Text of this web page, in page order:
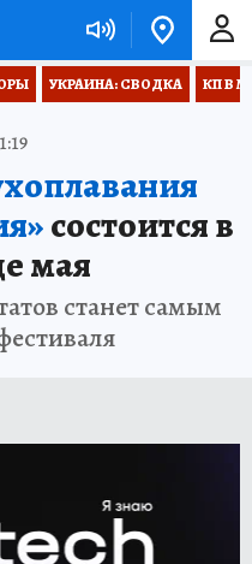
УКРАИНА: СВОДКА КП В
состоится в
мая
станет самым